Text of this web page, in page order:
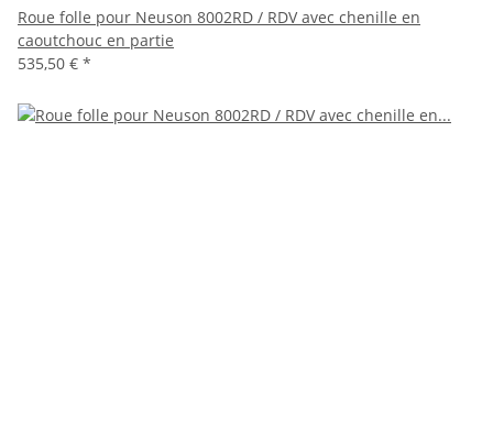
Roue folle pour Neuson 8002RD / RDV avec chenille en
caoutchouc en partie
535,50 € *